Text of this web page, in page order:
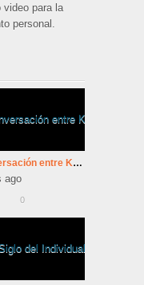
video para la
personal.
Conversación entre Krishnamurti y Bernard Levin (BBC-1981)
ago
0